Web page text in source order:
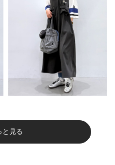
と見る